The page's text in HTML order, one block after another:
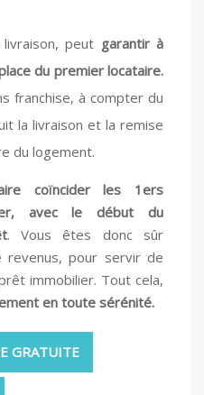
peut garantir à
du premier locataire.
franchise, à compter du
la livraison et la remise
du logement.
coïncider les 1ers
avec le début du
. Vous êtes donc sûr
revenus, pour servir de
immobilier. Tout cela,
en toute sérénité.
GRATUITE